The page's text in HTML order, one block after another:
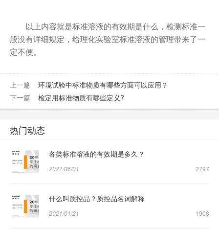
以上内容就是标准溶液的有效期是什么，检测标准一
般没有详细规定，给理化实验室标准溶液的管理带来了一
定不便。
上一篇 环境试验中标准物质有哪些方面可以应用？
下一篇 检定用标准物质有哪些定义?
热门动态
各类标准溶液的有效期是多久？
2021/06/01 2797
什么叫质控品？质控品名词解释
2021/01/21 1908